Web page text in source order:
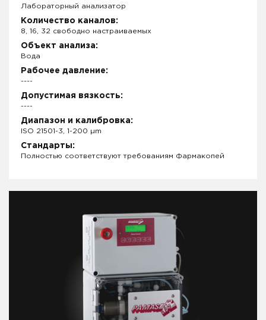
Лабораторный анализатор
Количество каналов:
8, 16, 32 свободно настраиваемых
Объект анализа:
Вода
Рабочее давление:
----
Допустимая вязкость:
----
Диапазон и калибровка:
ISO 21501-3, 1-200 µm
Стандарты:
Полностью соответствуют требованиям Фармакопей